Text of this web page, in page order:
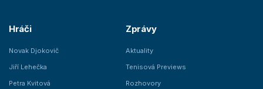
Hráči
Novak Djokovič
Jiří Lehečka
Petra Kvitová
Zprávy
Aktuality
Tenisová Previews
Rozhovory